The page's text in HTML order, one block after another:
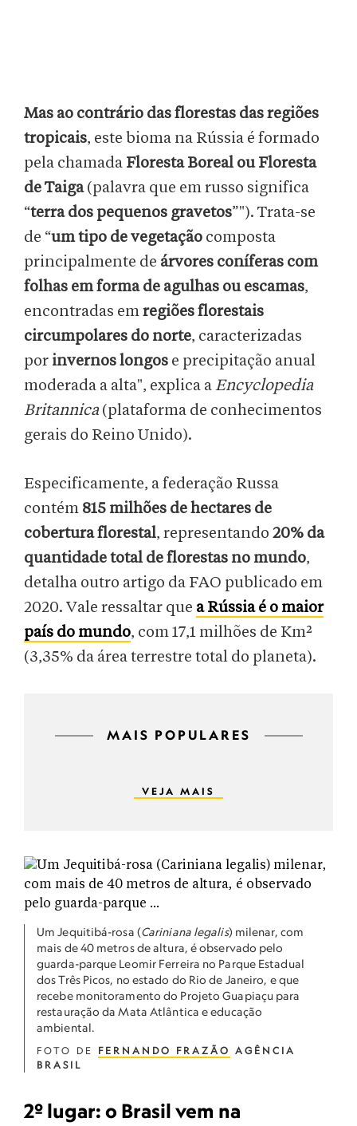
Mas ao contrário das florestas das regiões
tropicais, este bioma na Rússia é formado
pela chamada Floresta Boreal ou Floresta
de Taiga(palavra que em russo significa
“terra dos pequenos gravetos”"). Trata-se
de “um tipo de vegetação composta
principalmente de árvores coníferas com
folhas em forma de agulhas ou escamas,
encontradas emregiões florestais
circumpolares do norte, caracterizadas
por invernos longos e precipitação anual
moderada a alta", explica aEncyclopedia
Britannica (plataforma de conhecimentos
gerais do Reino Unido).
Especificamente, a federação Russa
contém 815 milhões de hectares de
cobertura florestal, representando 20% da
quantidade total de florestas no mundo,
detalha outro artigo da FAO publicado em
2020. Vale ressaltar que a Rússia é o maior
país do mundo, com 17,1 milhões de Km²
(3,35% da área terrestre total do planeta).
MAIS POPULARES
VEJA MAIS
Um Jequitibá-rosa (Cariniana legalis) milenar, com
mais de 40 metros de altura, é observado pelo
guarda-parque Leomir Ferreira no Parque Estadual
dos Três Picos, no estado do Rio de Janeiro, e que
recebe monitoramento do Projeto Guapiaçu para
restauração da Mata Atlântica e educação
ambiental.
FOTO DE FERNANDO FRAZÃO AGÊNCIA
BRASIL
2º lugar: o Brasil vem na